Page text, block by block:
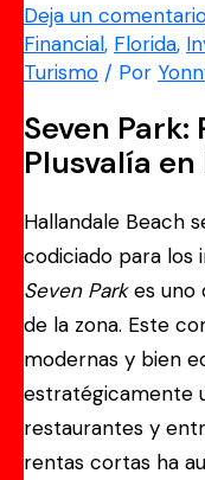
Deja un
Financial, Florida,
Turismo / Por
Seven
Plusvalía
Hallandale Beach
codiciado para los
Seven Parkes uno
de la zona. Este
modernas y bien
estratégicamente
restaurantes y
rentas cortas ha